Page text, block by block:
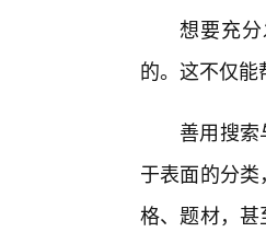
想要充
的。这不仅
善用搜
于表面的分
格、题材，